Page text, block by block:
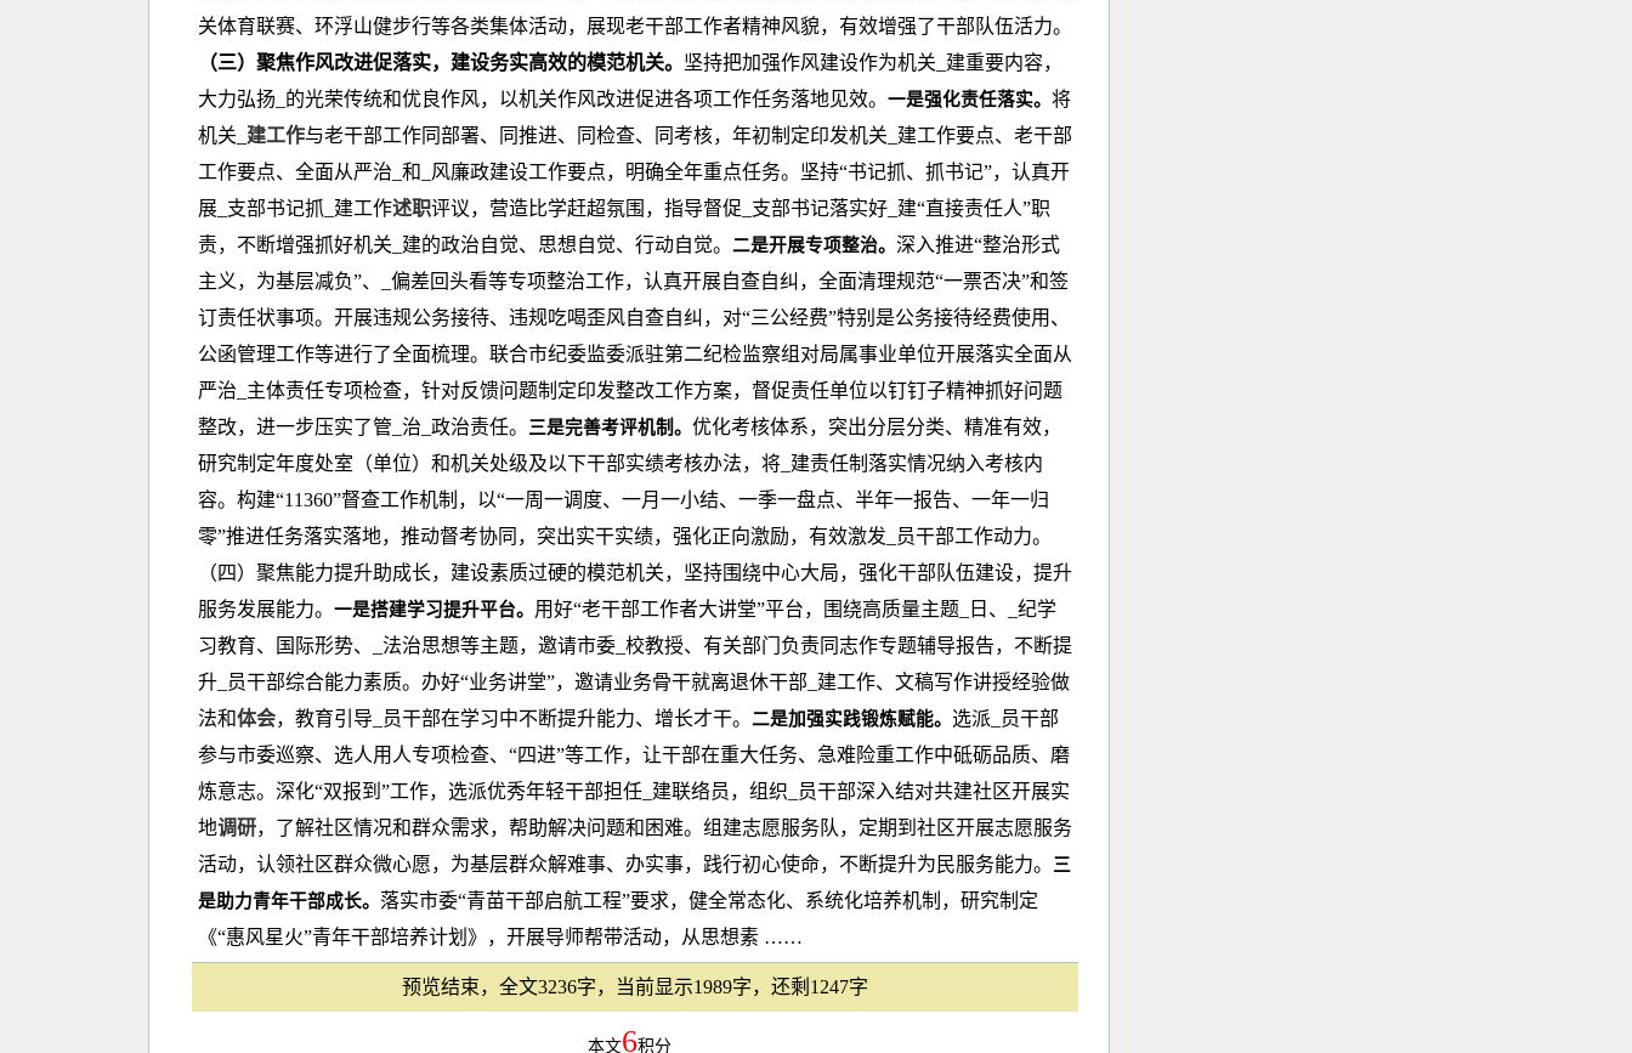
关体育联赛、环浮山健步行等各类集体活动，展现老干部工作者精神风貌，有效增强了干部队伍活力。
（三）聚焦作风改进促落实，建设务实高效的模范机关。 坚持把加强作风建设作为机关_建重要内容，
大力弘扬_的光荣传统和优良作风，以机关作风改进促进各项工作任务落地见效。 一是强化责任落实。 将
机关 _建工作与老干部工作同部署、同推进、同检查、同考核，年初制定印发机关_建工作要点、老干部
工作要点、全面从严治_和_风廉政建设工作要点，明确全年重点任务。坚持“书记抓、抓书记”，认真开
展_支部书记抓_建工作述职评议，营造比学赶超氛围，指导督促_支部书记落实好_建“直接责任人”职
责，不断增强抓好机关_建的政治自觉、思想自觉、行动自觉。 二是开展专项整治。 深入推进“整治形式
主义，为基层减负”、_偏差回头看等专项整治工作，认真开展自查自纠，全面清理规范“一票否决”和签
订责任状事项。开展违规公务接待、违规吃喝歪风自查自纠，对“三公经费”特别是公务接待经费使用、
公函管理工作等进行了全面梳理。联合市纪委监委派驻第二纪检监察组对局属事业单位开展落实全面从
严治_主体责任专项检查，针对反馈问题制定印发整改工作方案，督促责任单位以钉钉子精神抓好问题
整改，进一步压实了管_治_政治责任。 三是完善考评机制。 优化考核体系，突出分层分类、精准有效，
研究制定年度处室（单位）和机关处级及以下干部实绩考核办法，将_建责任制落实情况纳入考核内
容。构建“11360”督查工作机制，以“一周一调度、一月一小结、一季一盘点、半年一报告、一年一归
零”推进任务落实落地，推动督考协同，突出实干实绩，强化正向激励，有效激发_员干部工作动力。
（四）聚焦能力提升助成长，建设素质过硬的模范机关，坚持围绕中心大局，强化干部队伍建设，提升
服务发展能力。 一是搭建学习提升平台。 用好“老干部工作者大讲堂”平台，围绕高质量主题_日、_纪学
习教育、国际形势、_法治思想等主题，邀请市委_校教授、有关部门负责同志作专题辅导报告，不断提
升_员干部综合能力素质。办好“业务讲堂”，邀请业务骨干就离退休干部_建工作、文稿写作讲授经验做
法和体会，教育引导_员干部在学习中不断提升能力、增长才干。 二是加强实践锻炼赋能。 选派_员干部
参与市委巡察、选人用人专项检查、“四进”等工作，让干部在重大任务、急难险重工作中砥砺品质、磨
炼意志。深化“双报到”工作，选派优秀年轻干部担任_建联络员，组织_员干部深入结对共建社区开展实
地调研，了解社区情况和群众需求，帮助解决问题和困难。组建志愿服务队，定期到社区开展志愿服务
活动，认领社区群众微心愿，为基层群众解难事、办实事，践行初心使命，不断提升为民服务能力。 三
是助力青年干部成长。 落实市委“青苗干部启航工程”要求，健全常态化、系统化培养机制，研究制定
《“惠风星火”青年干部培养计划》，开展导师帮带活动，从思想素 ……
预览结束，全文3236字，当前显示1989字，还剩1247字
本文6积分